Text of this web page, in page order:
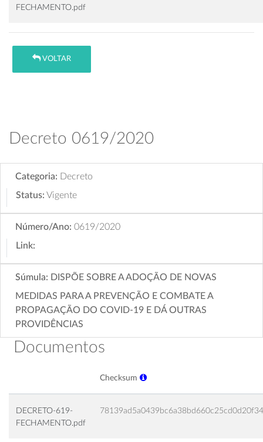
FECHAMENTO.pdf
VOLTAR
Decreto 0619/2020
Categoria: Decreto
Status: Vigente
Número/Ano: 0619/2020
Link:
Súmula: DISPÕE SOBRE A ADOÇÃO DE NOVAS
MEDIDAS PARA A PREVENÇÃO E COMBATE A
PROPAGAÇÃO DO COVID-19 E DÁ OUTRAS
PROVIDÊNCIAS
Documentos
Checksum
DECRETO-619-
FECHAMENTO.pdf